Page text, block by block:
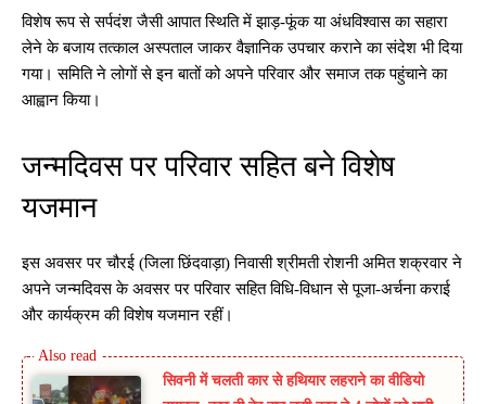
विशेष रूप से सर्पदंश जैसी आपात स्थिति में झाड़-फूंक या अंधविश्वास का सहारा
लेने के बजाय तत्काल अस्पताल जाकर वैज्ञानिक उपचार कराने का संदेश भी दिया
गया। समिति ने लोगों से इन बातों को अपने परिवार और समाज तक पहुंचाने का
आह्वान किया।
जन्मदिवस पर परिवार सहित बने विशेष
यजमान
इस अवसर पर चौरई (जिला छिंदवाड़ा) निवासी श्रीमती रोशनी अमित शक्रवार ने
अपने जन्मदिवस के अवसर पर परिवार सहित विधि-विधान से पूजा-अर्चना कराई
और कार्यक्रम की विशेष यजमान रहीं।
सिवनी में चलती कार से हथियार लहराने का वीडियो